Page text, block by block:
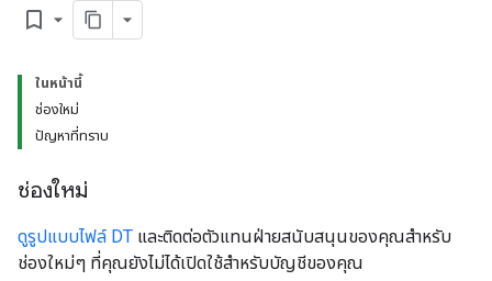
bookmark_border
ในหน้านี้
ช่องใหม่
ปัญหาที่ทราบ
ช่องใหม่
ดูรูปแบบไฟล์ DT และติดต่อตัวแทนฝ่ายสนับสนุนของคุณสำหรับ
ช่องใหม่ๆ ที่คุณยังไม่ได้เปิดใช้สำหรับบัญชีของคุณ